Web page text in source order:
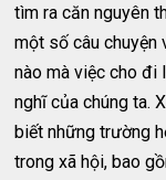
tìm ra căn nguyên
một số câu chuyện
nào mà việc cho đi
nghĩ của chúng ta.
biết những trường
trong xã hội, bao